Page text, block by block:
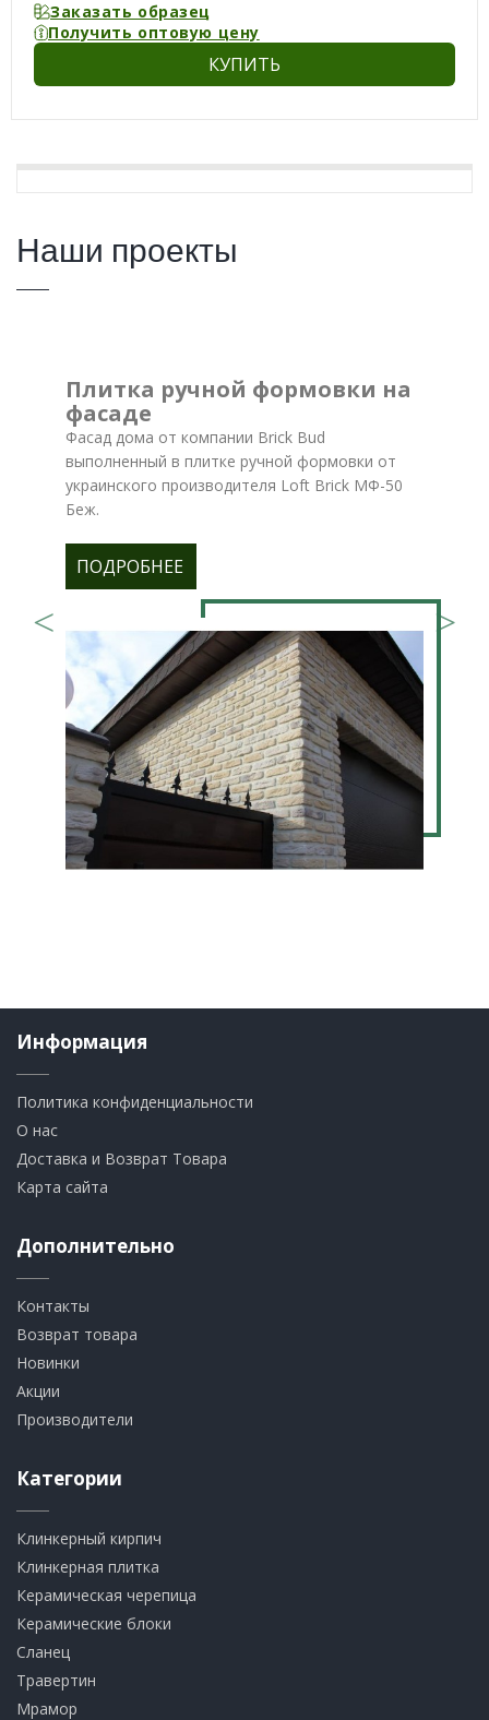
Заказать образец
Получить оптовую цену
КУПИТЬ
Наши проекты
Плитка ручной формовки на
фасаде
Фасад дома от компании Brick Bud
выполненный в плитке ручной формовки от
украинского производителя Loft Brick МФ-50
Беж.
ПОДРОБНЕЕ
Информация
Политика конфиденциальности
О нас
Доставка и Возврат Товара
Карта сайта
Дополнительно
Контакты
Возврат товара
Новинки
Акции
Производители
Категории
Клинкерный кирпич​
​Клинкерная плитка
​Керамическая черепица
​Керамические блоки
​Сланец
Травертин​
​Мрамор